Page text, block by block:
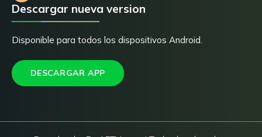
Descargar nueva version
Disponible para todos los dispositivos Android.
DESCARGAR APP